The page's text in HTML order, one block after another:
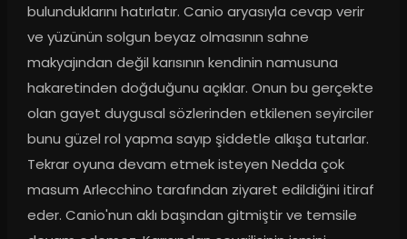
bulunduklarını hatırlatır. Canio aryasıyla cevap verir
ve yüzünün solgun beyaz olmasının sahne
makyajından değil karısının kendinin namusuna
hakaretinden doğduğunu açıklar. Onun bu gerçekte
olan gayet duygusal sözlerinden etkilenen seyirciler
bunu güzel rol yapma sayıp şiddetle alkışa tutarlar.
Tekrar oyuna devam etmek isteyen Nedda çok
masum Arlecchino tarafından ziyaret edildiğini itiraf
eder. Canio'nun aklı başından gitmiştir ve temsile